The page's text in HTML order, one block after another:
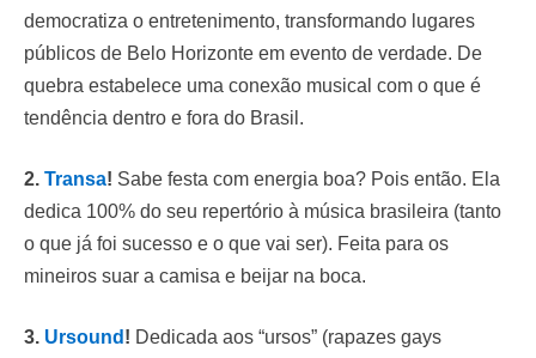
democratiza o entretenimento, transformando lugares
públicos de Belo Horizonte em evento de verdade. De
quebra estabelece uma conexão musical com o que é
tendência dentro e fora do Brasil.
2. Transa! Sabe festa com energia boa? Pois então. Ela
dedica 100% do seu repertório à música brasileira (tanto
o que já foi sucesso e o que vai ser). Feita para os
mineiros suar a camisa e beijar na boca.
3. Ursound ! Dedicada aos “ursos” (rapazes gays